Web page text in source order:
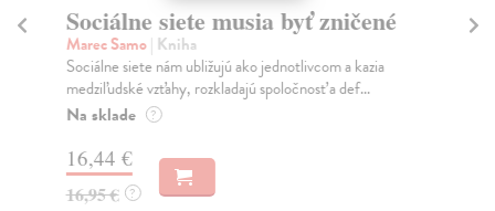
Sociálne siete musia byť zničené
Marec Samo| Kniha
Sociálne siete nám ubližujú ako jednotlivcom a kazia
medziľudské vzťahy, rozkladajú spoločnosť a def...
Na sklade ?
16,44 €
16,95 € ?